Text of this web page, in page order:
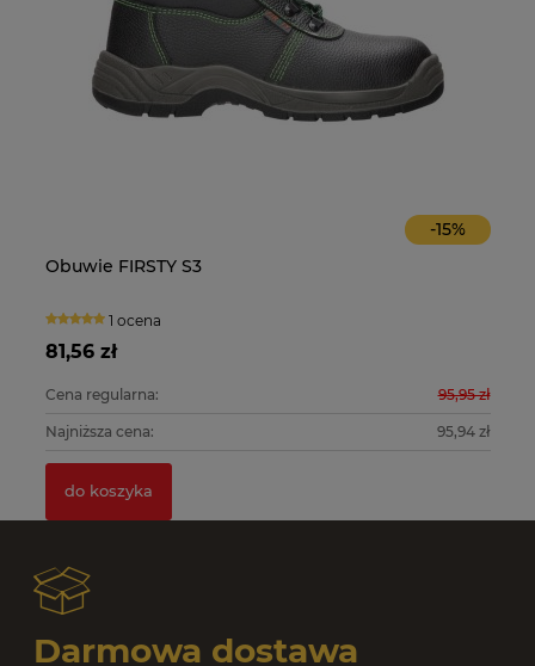
-15%
Obuwie FIRSTY S3
1 ocena
81,56 zł
Cena regularna: 95,95 zł
Najniższa cena: 95,94 zł
do koszyka
Darmowa dostawa